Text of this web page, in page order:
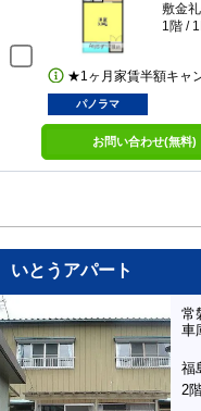
敷金
1階 /
★1ヶ月家賃半額キャ
パノラマ
お問い合わせ(無料)
いとうアパート
常
車
福
2